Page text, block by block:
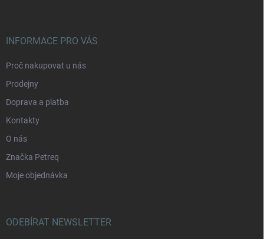
INFORMACE PRO VÁS
Proč nakupovat u nás
Prodejny
Doprava a platba
Kontakty
O nás
Značka Petreq
Moje objednávka
ODEBÍRAT NEWSLETTER